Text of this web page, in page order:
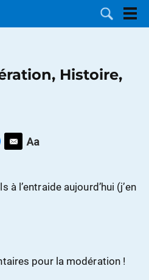
Histoire,
l’entraide aujourd’hui (j’en
pour la modération !